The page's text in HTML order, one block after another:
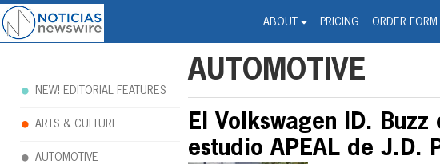
ABOUT PRICING ORDER FORM
Noticias Newswire -
AUTOMOTIVE
El Volkswagen ID.
estudio APEAL de J.D.
NEW! EDITORIAL FEATURES
ARTS & CULTURE
AUTOMOTIVE